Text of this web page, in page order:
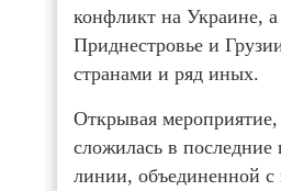
конфликт на Украине,
Приднестровье и
странами и ряд иных.
Открывая
сложилась в
линии, объединенной с